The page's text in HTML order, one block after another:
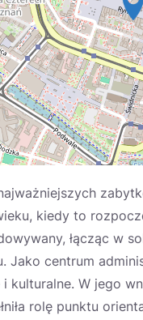
kiedy to
łącząc w
centrum
kulturalne. W jego
rolę punktu